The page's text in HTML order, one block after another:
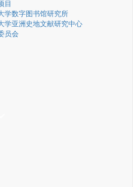
目
学数字图书馆研究所
学亚洲史地文献研究中心
员会